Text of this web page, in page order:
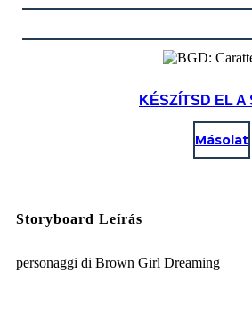
KÉSZÍTSD EL A
Másolat
Storyboard Leírás
personaggi di Brown Girl Dreaming